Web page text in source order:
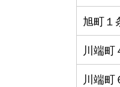
旭町１
川端町
川端町